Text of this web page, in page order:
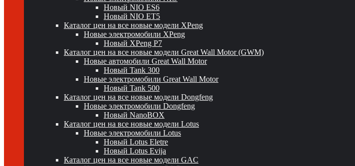
Новый NIO ES6
Новый NIO ET5
Каталог цен на все новые модели XPeng
Новые электромобили XPeng
Новый XPeng P7
Каталог цен на все новые модели Great Wall Motor (GWM)
Новые автомобили Great Wall Motor
Новый Tank 300
Новые электромобили Great Wall Motor
Новый Tank 500
Каталог цен на все новые модели Dongfeng
Новые электромобили Dongfeng
Новый NanoBOX
Каталог цен на все новые модели Lotus
Новые электромобили Lotus
Новый Lotus Eletre
Новый Lotus Evija
Каталог цен на все новые модели GAC